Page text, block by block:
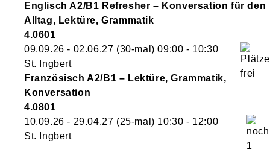
Englisch A2/B1 Refresher – Konversation für den
Alltag, Lektüre, Grammatik
4.0601
09.09.26 - 02.06.27 (30-mal)09:00 - 10:30
St. Ingbert
Französisch A2/B1 – Lektüre, Grammatik,
Konversation
4.0801
10.09.26 - 29.04.27 (25-mal) 10:30 - 12:00
St. Ingbert